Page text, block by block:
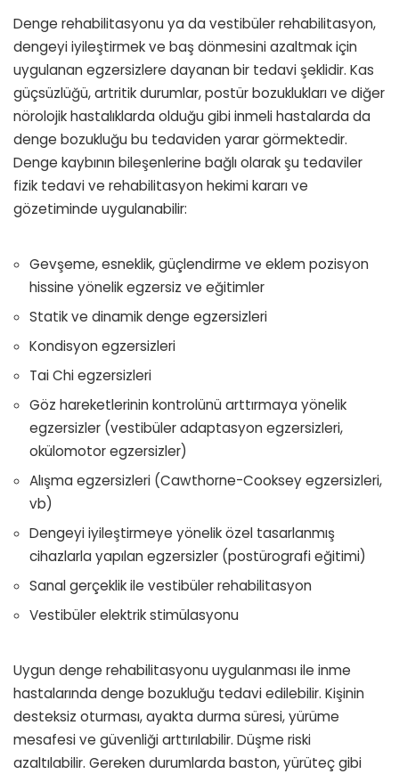
Denge rehabilitasyonu ya da vestibüler rehabilitasyon,
dengeyi iyileştirmek ve baş dönmesini azaltmak için
uygulanan egzersizlere dayanan bir tedavi şeklidir. Kas
güçsüzlüğü, artritik durumlar, postür bozuklukları ve diğer
nörolojik hastalıklarda olduğu gibi inmeli hastalarda da
denge bozukluğu bu tedaviden yarar görmektedir.
Denge kaybının bileşenlerine bağlı olarak şu tedaviler
fizik tedavi ve rehabilitasyon hekimi kararı ve
gözetiminde uygulanabilir:
Gevşeme, esneklik, güçlendirme ve eklem pozisyon
hissine yönelik egzersiz ve eğitimler
Statik ve dinamik denge egzersizleri
Kondisyon egzersizleri
Tai Chi egzersizleri
Göz hareketlerinin kontrolünü arttırmaya yönelik
egzersizler (vestibüler adaptasyon egzersizleri,
okülomotor egzersizler)
Alışma egzersizleri (Cawthorne-Cooksey egzersizleri,
vb)
Dengeyi iyileştirmeye yönelik özel tasarlanmış
cihazlarla yapılan egzersizler (postürografi eğitimi)
Sanal gerçeklik ile vestibüler rehabilitasyon
Vestibüler elektrik stimülasyonu
Uygun denge rehabilitasyonu uygulanması ile inme
hastalarında denge bozukluğu tedavi edilebilir. Kişinin
desteksiz oturması, ayakta durma süresi, yürüme
mesafesi ve güvenliği arttırılabilir. Düşme riski
azaltılabilir. Gereken durumlarda baston, yürüteç gibi